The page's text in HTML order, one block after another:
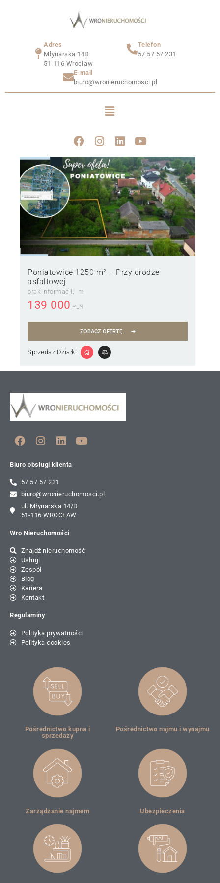
Adres
Młynarska 14D
51-116 Wrocław
Telefon
57 57 57 231
E-mail
biuro@wronieruchomosci.pl
Poniatowice 1250 m² – Przy drodze
asfaltowej
brak informacji m
139 000 PLN
ZOBACZ OFERTĘ
Sprzedaż Działki
Biuro obsługi klienta
57 57 57 231
biuro@wronieruchomosci.pl
ul. Młynarska 14/D
51-116 WROCŁAW
Wro Nieruchomości
Znajdź nieruchomość
Usługi
Zespół
Blog
Kariera
Kontakt
Regulaminy
Polityka prywatności
Polityka cookies
Pośrednictwo kupna i
sprzedaży
Pośrednictwo najmu i wynajmu
Zarządzanie najmem Ubezpieczenia